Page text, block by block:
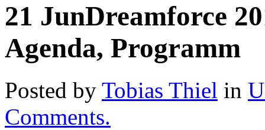
21 JunDreamforce
Agenda, Programm
Posted by Tobias Thiel in
Comments.